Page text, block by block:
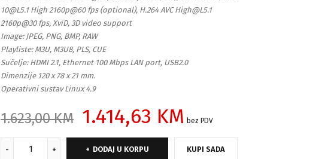
10@L5.1 High 2160p@60 fps (optional), H.264 AVC High@L5.1
2160p@30 fps, XviD, 3D video support
Image: JPEG, PNG, BMP, RAW
Playliste: M3U, M3U8, PLS, CUE
Sučelje: HDMI 2.1, Ethernet 100 Mbps LAN port, USB2.0
Dimenzije 120 x 78 x 21 mm.
Operativni sustav Linux 4.9
1.623,00KM 1.414,63 KM bez PDV
DODAJ U KORPU KUPI SADA